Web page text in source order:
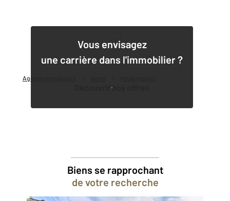
Agence immobilière
Vous envisagez
une carrière dans l'immobilier ?
Découvrir nos offres
Biens se rapprochant
de votre recherche